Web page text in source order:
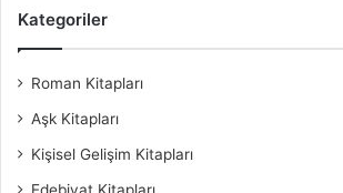
Kategoriler
Roman Kitapları
Aşk Kitapları
Kişisel Gelişim Kitapları